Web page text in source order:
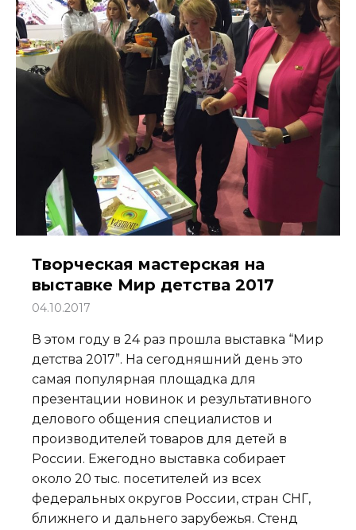
Творческая мастерская на
выставке Мир детства 2017
04.10.2017
В этом году в 24 раз прошла выставка “Мир
детства 2017”. На сегодняшний день это
самая популярная площадка для
презентации новинок и результативного
делового общения специалистов и
производителей товаров для детей в
России. Ежегодно выставка собирает
около 20 тыс. посетителей из всех
федеральных округов России, стран СНГ,
ближнего и дальнего зарубежья. Стенд